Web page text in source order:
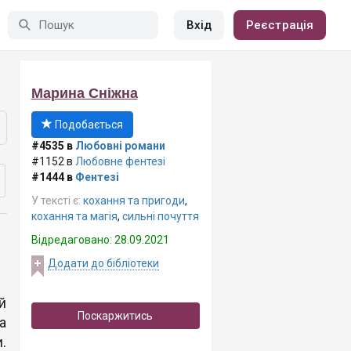
Вхід Реєстрація
Марина Сніжна
Подобається
#4535 в Любовні романи
#1152 в Любовне фентезі
#1444 в Фентезі
У тексті є: кохання та пригоди,
кохання та магія, сильні почуття
Відредаговано: 28.09.2021
Додати до бібліотеки
Поскаржитись